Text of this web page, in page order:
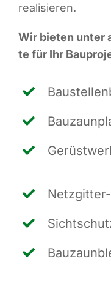
realisieren.
Wir bie­ten unter
te für Ihr